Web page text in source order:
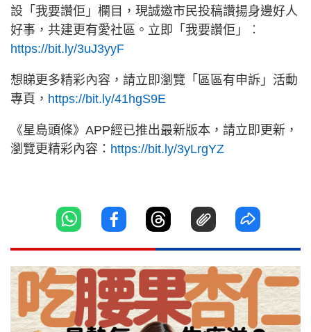
設「我要讚佢」欄目，現誠邀市民投稿讚揚身邊好人
好事，共建更有愛社區。立即「我要讚佢」︰
https://bit.ly/3uJ3yyF
想睇更多精彩內容，請立即瀏覽「區區有申訴」活動
專頁， https://bit.ly/41hgS9E
《星島頭條》APP經已推出最新版本，請立即更新，
瀏覽更精彩內容： https://bit.ly/3yLrgYZ